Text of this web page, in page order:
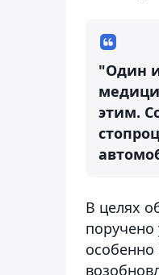
"Один
этим.
В целях
особенно